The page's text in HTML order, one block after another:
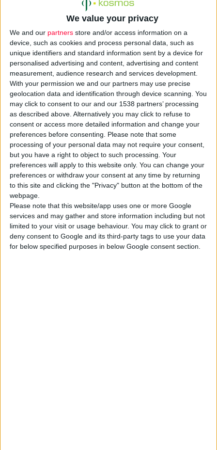
We value your privacy
We and our partners store and/or access information on a
device, such as cookies and process personal data, such as
unique identifiers and standard information sent by a device for
personalised advertising and content, advertising and content
measurement, audience research and services development.
With your permission we and our partners may use precise
geolocation data and identification through device scanning. You
may click to consent to our and our 1538 partners’ processing
as described above. Alternatively you may click to refuse to
consent or access more detailed information and change your
preferences before consenting.
Please note that some
processing of your personal data may not require your consent,
but you have a right to object to such processing. Your
preferences will apply to this website only. You can change your
preferences or withdraw your consent at any time by returning
to this site and clicking the "Privacy" button at the bottom of the
webpage.
Please note that this website/app uses one or more Google
services and may gather and store information including but not
limited to your visit or usage behaviour. You may click to grant or
deny consent to Google and its third-party tags to use your data
for below specified purposes in below Google consent section.
11/6/2026 3:52:34 μμ
Όμιλος ΠΕΙΦΑΣΥΝ: Τρεις σημαντικές διακρίσεις στα Αριστεία
Φαρμακευτικής Αγοράς 2026
Για την εκπαίδευση, την εργασιακή κουλτούρα & την ομάδα πωλήσεων